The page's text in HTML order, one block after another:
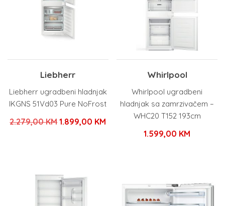
Liebherr
Liebherr ugradbeni hladnjak
IKGNS 51Vd03 Pure NoFrost
2.279,00KMIzvorna
2.279,00 KM.
1.899,00 KM Trenutna
Whirlpool
Whirlpool ugradbeni
hladnjak sa zamrzivačem –
WHC20 T152 193cm
1.599,00 KM